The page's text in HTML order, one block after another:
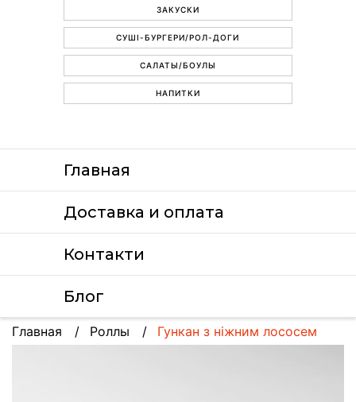
ЗАКУСКИ
СУШІ-БУРГЕРИ/РОЛ-ДОГИ
САЛАТЫ/БОУЛЫ
НАПИТКИ
Главная
Доставка и оплата
Контакти
Блог
Главная Роллы Гункан з ніжним лососем